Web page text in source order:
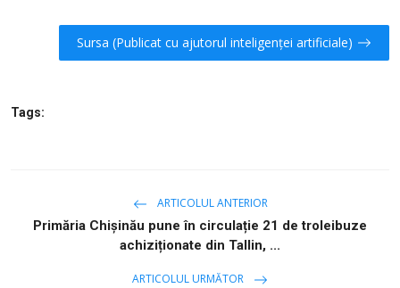
Sursa (Publicat cu ajutorul inteligenței artificiale)
Tags:
ARTICOLUL ANTERIOR
Primăria Chișinău pune în circulație 21 de troleibuze
achiziționate din Tallin, ...
ARTICOLUL URMĂTOR